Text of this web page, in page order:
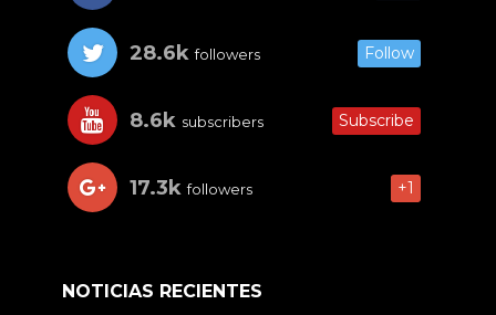
28.6k followers Follow
8.6k subscribers Subscribe
17.3k followers +1
NOTICIAS RECIENTES